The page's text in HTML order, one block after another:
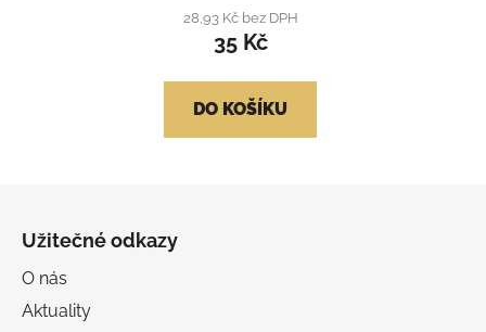
produktu
je
z
28,93 Kč bez DPH
35 Kč
DO KOŠÍKU
Užitečné odkazy
O nás
Aktuality